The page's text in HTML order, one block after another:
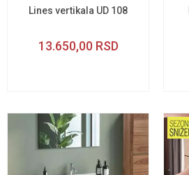
Lines vertikala UD 108
13.650,00 RSD